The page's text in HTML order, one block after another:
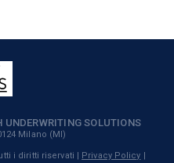
SOLUTIONS
Milano (MI)
i diritti riservati | Privacy Policy |